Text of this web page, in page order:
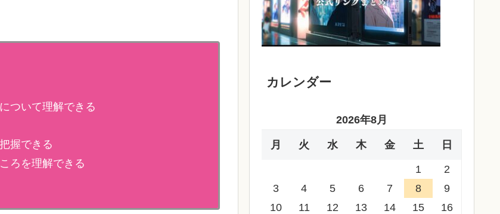
ついて理解できる
握できる
ろを理解できる
カレンダー
2026年8月
月 火 水 木 金 土 日
1
2
3
4 5 6 7 8
9
10
11 12 13 14 15
16